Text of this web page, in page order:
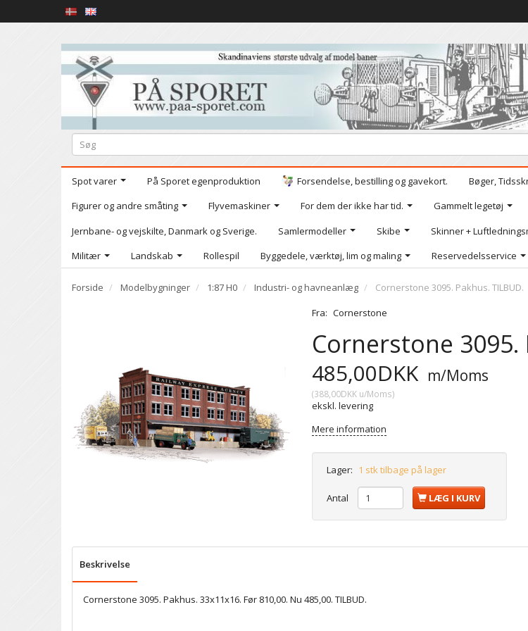
Spot varer På Sporet egenproduktion Forsendelse, bestilling og gavekort. Bøger,
Figurer og andre småting
Flyvemaskiner For dem der ikke har tid. Gammelt legetøj
Jernbane- og vejskilte, Danmark og Sverige.
Samlermodeller Skibe Skinner +
Militær
Landskab Rollespil Byggedele, værktøj, lim og maling Reservedelsservice
Forside Modelbygninger 1:87 H0 Industri- og havneanlæg
Cornerstone 3095. Pakhus. TILBUD.
Fra: Cornerstone
Cornerstone 3095.
485,00DKK m/Moms
(388,00DKK u/Moms)
ekskl. levering
Mere information
Lager: 1 stk tilbage på lager
Antal LÆG I KURV
Beskrivelse
Cornerstone 3095. Pakhus. 33x11x16. Før 810,00. Nu 485,00. TILBUD.